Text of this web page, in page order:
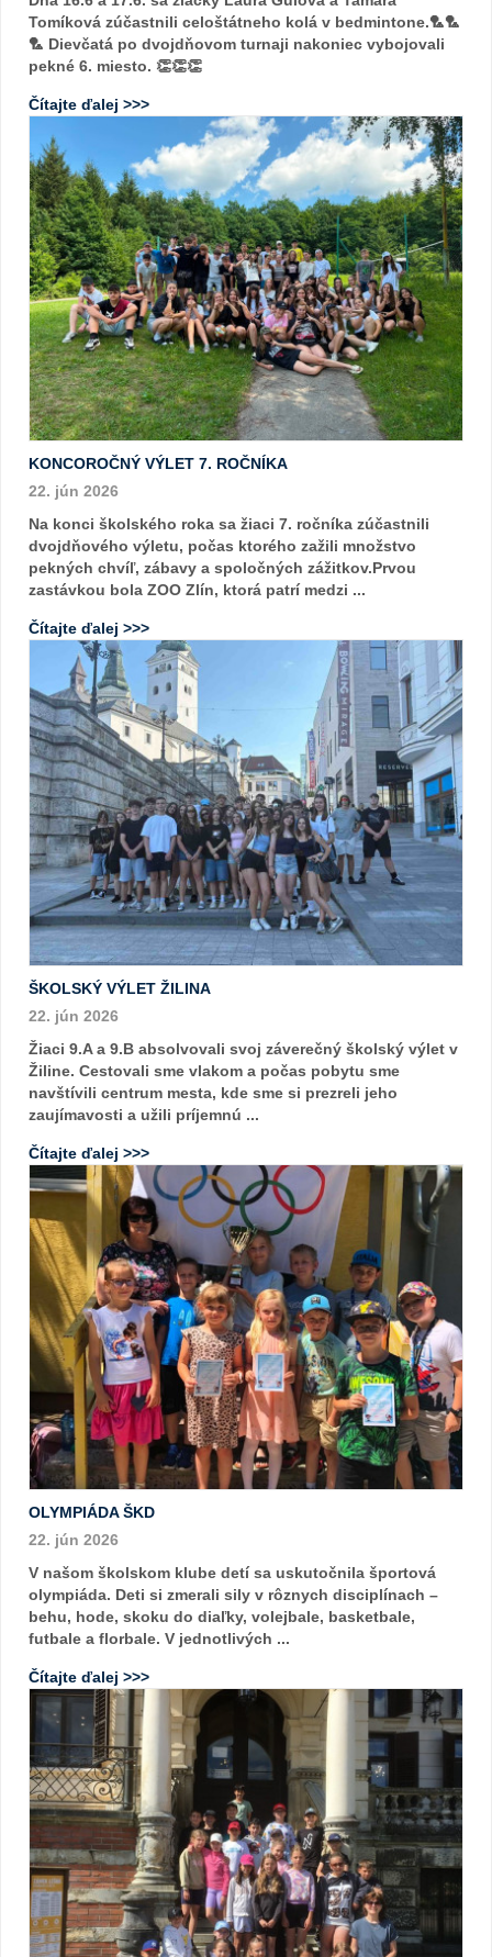
Tomíková zúčastnili celoštátneho kolá v bedmintone.🏸🏸
🏸 Dievčatá po dvojdňovom turnaji nakoniec vybojovali
pekné 6. miesto. 👏👏👏
Čítajte ďalej >>>
KONCOROČNÝ VÝLET 7. ROČNÍKA
22. jún 2026
Na konci školského roka sa žiaci 7. ročníka zúčastnili
dvojdňového výletu, počas ktorého zažili množstvo
pekných chvíľ, zábavy a spoločných zážitkov.Prvou
zastávkou bola ZOO Zlín, ktorá patrí medzi ...
Čítajte ďalej >>>
ŠKOLSKÝ VÝLET ŽILINA
22. jún 2026
Žiaci 9.A a 9.B absolvovali svoj záverečný školský výlet v
Žiline. Cestovali sme vlakom a počas pobytu sme
navštívili centrum mesta, kde sme si prezreli jeho
zaujímavosti a užili príjemnú ...
Čítajte ďalej >>>
OLYMPIÁDA ŠKD
22. jún 2026
V našom školskom klube detí sa uskutočnila športová
olympiáda. Deti si zmerali sily v rôznych disciplínach –
behu, hode, skoku do diaľky, volejbale, basketbale,
futbale a florbale. V jednotlivých ...
Čítajte ďalej >>>